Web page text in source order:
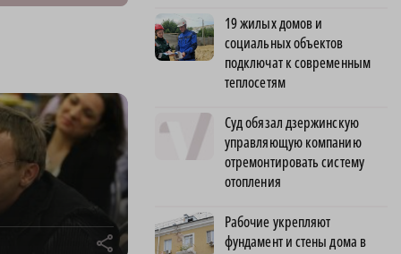
r
19 жилых домов и
социальных объектов
подключат к современным
теплосетям
Суд обязал дзержинскую
управляющую компанию
отремонтировать систему
отопления
Рабочие укрепляют
фундамент и стены дома в